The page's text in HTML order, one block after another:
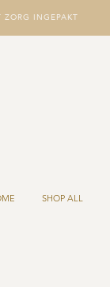
ZORG INGEPAKT
SHOP ALL